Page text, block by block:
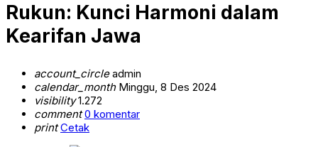
Rukun: Kunci Harmoni dalam
Kearifan Jawa
account_circleadmin
calendar_monthMinggu, 8 Des 2024
visibility1.272
comment 0 komentar
print Cetak